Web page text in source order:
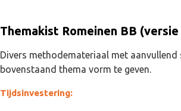
Themakist Romeinen BB (versie
Divers methodemateriaal met
bovenstaand thema vorm te geven.
Tijdsinvestering: